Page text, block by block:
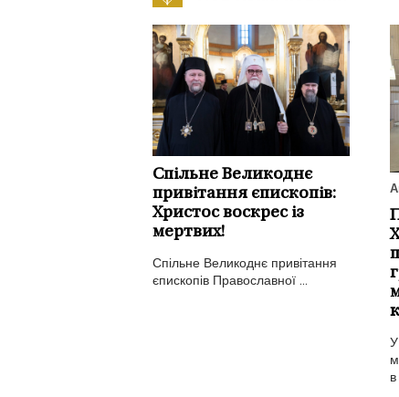
Спільне Великоднє
привітання єпископів:
Христос воскрес із
мертвих!
Спільне Великоднє привітання
єпископів Православної ...